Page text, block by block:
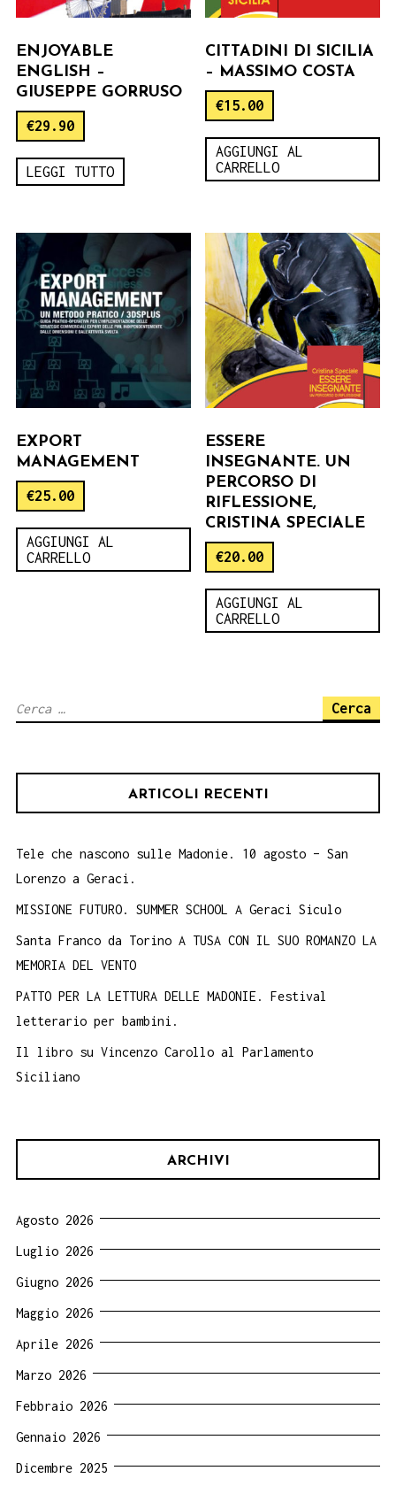
ENJOYABLE
ENGLISH –
GIUSEPPE GORRUSO
€29.90
LEGGI TUTTO
CITTADINI DI SICILIA
– MASSIMO COSTA
€15.00
AGGIUNGI AL
CARRELLO
EXPORT
MANAGEMENT
€25.00
AGGIUNGI AL
CARRELLO
ESSERE
INSEGNANTE. UN
PERCORSO DI
RIFLESSIONE,
CRISTINA SPECIALE
€20.00
AGGIUNGI AL
CARRELLO
Ricerca
ARTICOLI RECENTI
Tele che nascono sulle Madonie. 10 agosto – San
Lorenzo a Geraci.
MISSIONE FUTURO. SUMMER SCHOOL A Geraci Siculo
Santa Franco da Torino A TUSA CON IL SUO ROMANZO LA
MEMORIA DEL VENTO
PATTO PER LA LETTURA DELLE MADONIE. Festival
letterario per bambini.
Il libro su Vincenzo Carollo al Parlamento
Siciliano
ARCHIVI
Agosto 2026
Luglio 2026
Giugno 2026
Maggio 2026
Aprile 2026
Marzo 2026
Febbraio 2026
Gennaio 2026
Dicembre 2025